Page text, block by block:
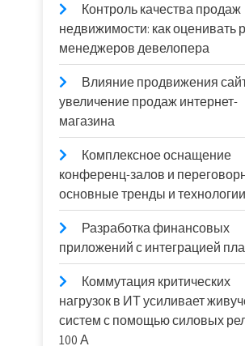
Контроль качества продаж
недвижимости: как оценивать
менеджеров девелопера
Влияние продвижения
увеличение продаж интернет-
магазина
Комплексное оснащение
конференц-залов и
основные тренды и
Разработка финансовых
приложений с интеграцией
Коммутация критических
нагрузок в ИТ усиливает
систем с помощью силовых
100 А